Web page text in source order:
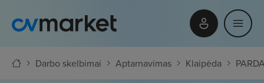
Darbo skelbimai Aptarnavimas Klaipėda